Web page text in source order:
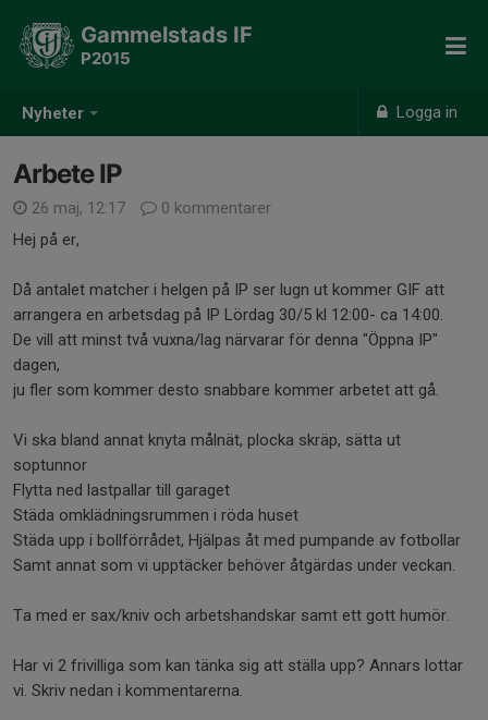
Nyheter Logga in
Gammelstads IF
P2015
Arbete IP
26 maj, 12:17
0 kommentarer
Hej på er,
Då antalet matcher i helgen på IP ser lugn ut kommer GIF att
arrangera en arbetsdag på IP Lördag 30/5 kl 12:00- ca 14:00.
De vill att minst två vuxna/lag närvarar för denna "Öppna IP"
dagen,
ju fler som kommer desto snabbare kommer arbetet att gå.
Vi ska bland annat knyta målnät, plocka skräp, sätta ut
soptunnor
Flytta ned lastpallar till garaget
Städa omklädningsrummen i röda huset
Städa upp i bollförrådet, Hjälpas åt med pumpande av fotbollar
Samt annat som vi upptäcker behöver åtgärdas under veckan.
Ta med er sax/kniv och arbetshandskar samt ett gott humör.
Har vi 2 frivilliga som kan tänka sig att ställa upp? Annars lottar
vi. Skriv nedan i kommentarerna.